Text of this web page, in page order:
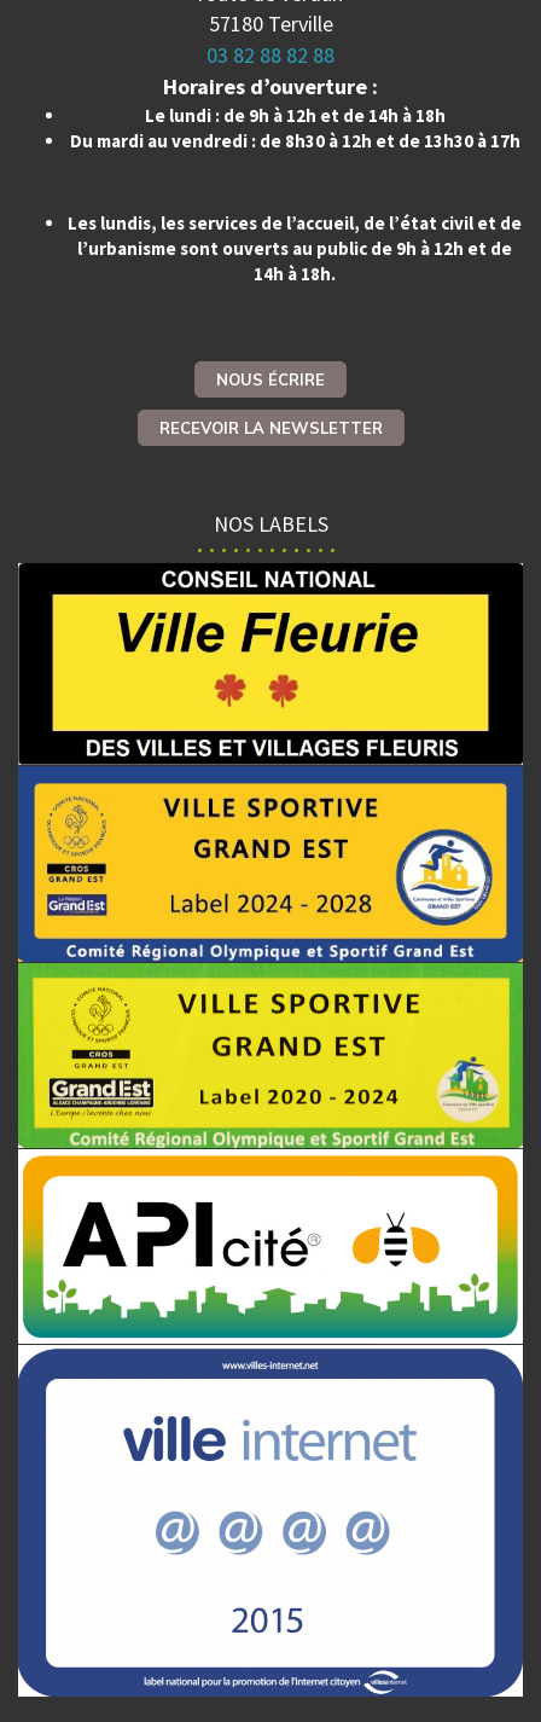
57180 Terville
03 82 88 82 88
Horaires d’ouverture :
Le lundi : de 9h à 12h et de 14h à 18h
Du mardi au vendredi : de 8h30 à 12h et de 13h30 à 17h
Les lundis, les services de l’accueil, de l’état civil et de
l’urbanisme sont ouverts au public de 9h à 12h et de
14h à 18h.
NOUS ÉCRIRE
RECEVOIR LA NEWSLETTER
NOS LABELS